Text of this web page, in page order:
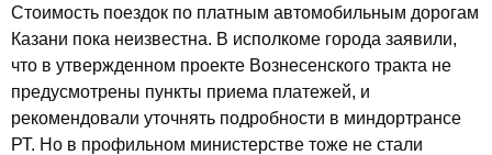
Стоимость поездок по платным автомобильным дорогам
Казани пока неизвестна. В исполкоме города заявили,
что в утвержденном проекте Вознесенского тракта не
предусмотрены пункты приема платежей, и
рекомендовали уточнять подробности в миндортрансе
РТ. Но в профильном министерстве тоже не стали